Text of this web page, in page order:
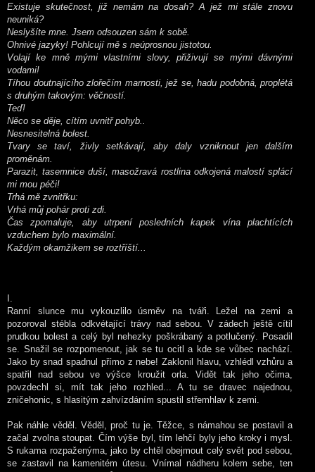
Existuje skutečnost, již nemám na dosah? A jež mi stále znovu
neuniká?
Neslyšíte mne. Jsem odsouzen sám k sobě.
Ohnivé jazyky! Pohlcují mě s neúprosnou jistotou.
Volají ke mně mými vlastními slovy, přiživují se mými dávnými
vodami!
Tíhou doutnajícího zlořečím marnosti, jež se, hadu podobná, proplétá
s druhým takovým: věčností.
Teď!
Něco se děje, cítím uvnitř pohyb..
Nesnesitelná bolest.
Tvary se taví, živly setkávají, aby daly vzniknout jen dalším
proměnám.
Parazit, tasemnice duší, masožravá rostlina odkojená malostí splácí
mi mou péči!
Trhá mě zvnitřku:
Vrhá můj pohár proti zdi.
Čas zpomaluje, aby utrpení posledních kapek vína plachtících
vzduchem bylo maximální.
Každým okamžikem se roztříští...
Ranní slunce mu vykouzlilo úsměv na tváři. Ležel na zemi a
pozoroval stébla odkvétající trávy nad sebou. V zádech ještě cítil
prudkou bolest a celý byl nehezky poškrábaný a potlučený. Posadil
se. Snažil se rozpomenout, jak se tu ocitl a kde se vůbec nachází.
Jako by snad spadnul přímo z nebe! Zaklonil hlavu, vzhlédl vzhůru a
spatřil nad sebou ve výšce kroužit orla. Vidět tak jeho očima,
povzdechl si, mít tak jeho rozhled... A tu se dravec najednou,
zničehonic, s hlasitým zahvízdáním spustil střemhlav k zemi.
Pak náhle věděl. Věděl, proč tu je. Těžce, s námahou se postavil a
začal zvolna stoupat. Čím výše byl, tím lehčí byly jeho kroky i mysl.
S rukama rozpaženýma, jako by chtěl obejmout celý svět pod sebou,
se zastavil na kamenitém útesu. Vnímal nádheru kolem sebe, ten